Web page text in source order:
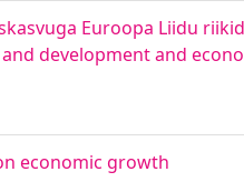
Euroopa Liidu
development and
economic growth